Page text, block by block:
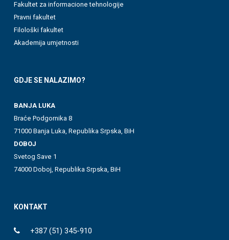
Fakultet za informacione tehnologije
Pravni fakultet
Filološki fakultet
Akademija umjetnosti
GDJE SE NALAZIMO?
BANJA LUKA
Braće Podgornika 8
71000 Banja Luka, Republika Srpska, BiH
DOBOJ
Svetog Save 1
74000 Doboj, Republika Srpska, BiH
KONTAKT
+387 (51) 345-910